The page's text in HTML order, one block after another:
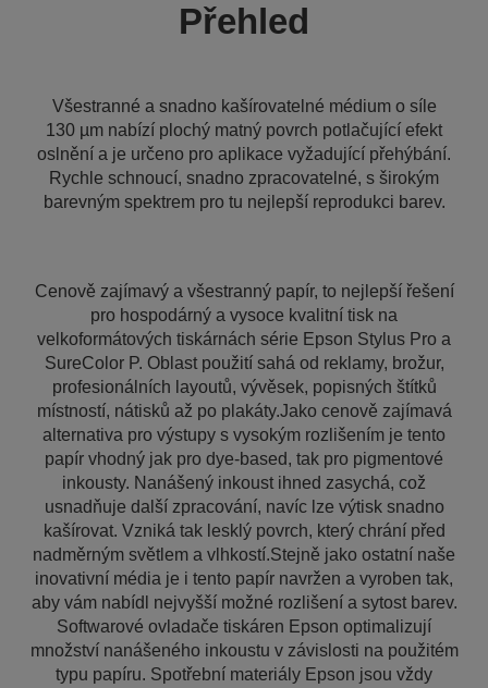
Přehled
Všestranné a snadno kašírovatelné médium o síle
130 µm nabízí plochý matný povrch potlačující efekt
oslnění a je určeno pro aplikace vyžadující přehýbání.
Rychle schnoucí, snadno zpracovatelné, s širokým
barevným spektrem pro tu nejlepší reprodukci barev.
Cenově zajímavý a všestranný papír, to nejlepší řešení
pro hospodárný a vysoce kvalitní tisk na
velkoformátových tiskárnách série Epson Stylus Pro a
SureColor P. Oblast použití sahá od reklamy, brožur,
profesionálních layoutů, vývěsek, popisných štítků
místností, nátisků až po plakáty.Jako cenově zajímavá
alternativa pro výstupy s vysokým rozlišením je tento
papír vhodný jak pro dye-based, tak pro pigmentové
inkousty. Nanášený inkoust ihned zasychá, což
usnadňuje další zpracování, navíc lze výtisk snadno
kašírovat. Vzniká tak lesklý povrch, který chrání před
nadměrným světlem a vlhkostí.Stejně jako ostatní naše
inovativní média je i tento papír navržen a vyroben tak,
aby vám nabídl nejvyšší možné rozlišení a sytost barev.
Softwarové ovladače tiskáren Epson optimalizují
množství nanášeného inkoustu v závislosti na použitém
typu papíru. Spotřební materiály Epson jsou vždy